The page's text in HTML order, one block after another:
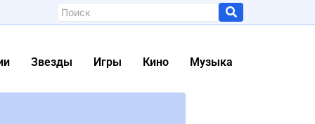
Звезды Игры Кино Музыка